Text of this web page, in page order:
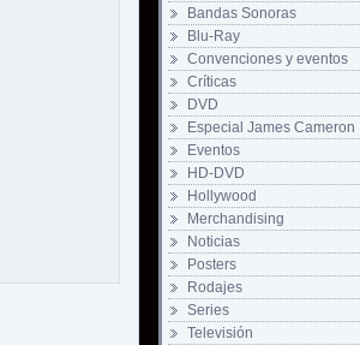
Bandas Sonoras
Blu-Ray
Convenciones y eventos
Críticas
DVD
Especial James Cameron
Eventos
HD-DVD
Hollywood
Merchandising
Noticias
Posters
Rodajes
Series
Televisión